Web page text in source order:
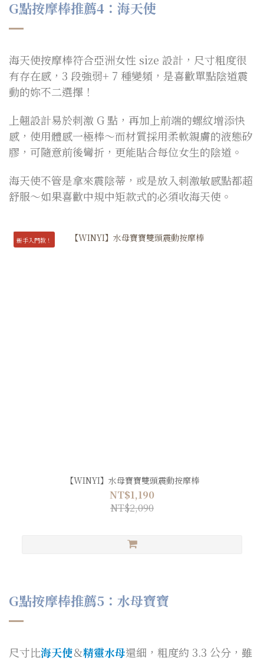
G點按摩棒推薦4：海天使
海天使按摩棒符合亞洲女性 size 設計，尺寸粗度很
有存在感，3 段強弱+ 7 種變頻，是喜歡單點陰道震
動的妳不二選擇！
上翹設計易於刺激 G 點，再加上前端的螺紋增添快
感，使用體感一極棒～而材質採用柔軟親膚的液態矽
膠，可隨意前後彎折，更能貼合每位女生的陰道。
海天使不管是拿來震陰蒂，或是放入刺激敏感點都超
舒服～如果喜歡中規中矩款式的必須收海天使。
新手入門款！
【WINYI】水母寶寶雙頭震動按摩棒
NT$1,190
NT$2,090
G點按摩棒推薦5：水母寶寶
尺寸比海天使＆精靈水母還細，粗度約 3.3 公分，雖